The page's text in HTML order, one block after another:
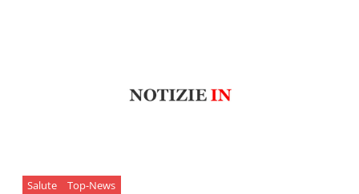
Salute Top-News